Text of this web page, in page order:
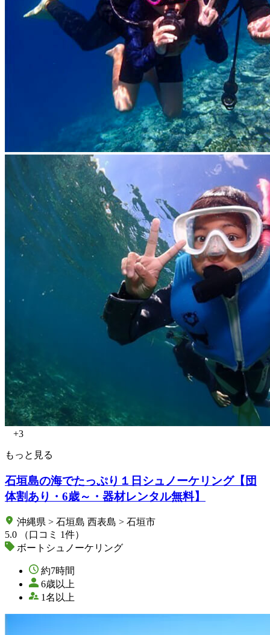
+3
もっと見る
石垣島の海でたっぷり１日シュノーケリング【団
体割あり・6歳～・器材レンタル無料】
沖縄県 > 石垣島 西表島 > 石垣市
5.0
（口コミ 1件）
ボートシュノーケリング
約7時間
6歳以上
1名以上